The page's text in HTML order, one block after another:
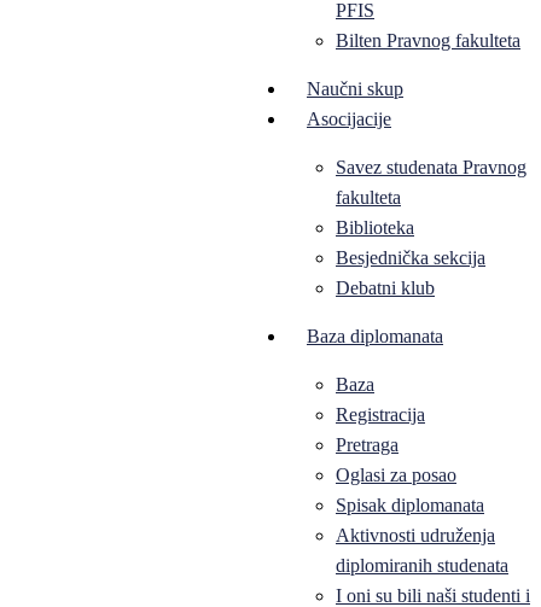
PFIS
Bilten Pravnog fakulteta
Naučni skup
Asocijacije
Savez studenata Pravnog
fakulteta
Biblioteka
Besjednička sekcija
Debatni klub
Baza diplomanata
Baza
Registracija
Pretraga
Oglasi za posao
Spisak diplomanata
Aktivnosti udruženja
diplomiranih studenata
I oni su bili naši studenti i